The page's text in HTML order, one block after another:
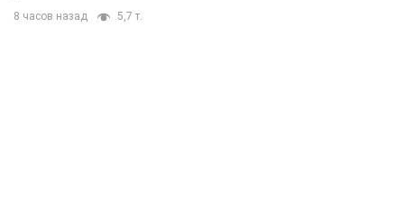
8 часов назад 5,7 т.